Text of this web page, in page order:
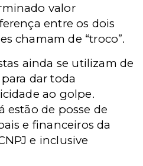
valor
entre os dois
chamam de “troco”.
ainda se utilizam de
dar toda
ao golpe.
estão de posse de
e financeiros da
e inclusive